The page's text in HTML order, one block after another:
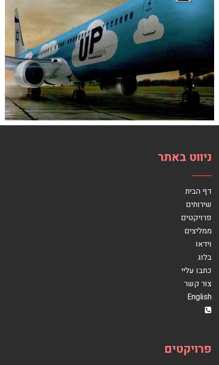
ניווט באתר
דף הבית
שירותים
פרויקטים
ממליצים
וידאו
בלוג
כתבו עליי
צור קשר
English
פרויקטים